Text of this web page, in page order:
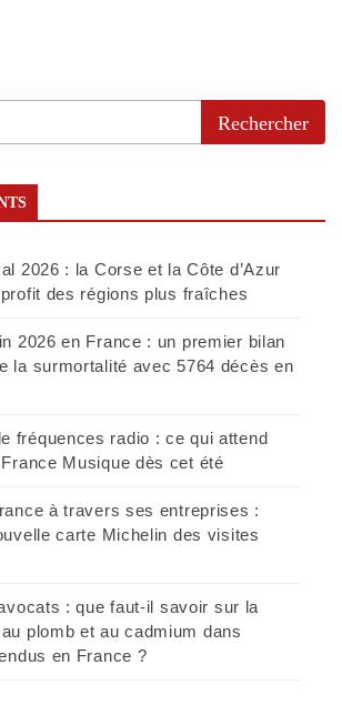
2026 : la Corse et la Côte d’Azur
des régions plus fraîches
2026 en France : un premier bilan
la surmortalité avec 5764 décès en
fréquences radio : ce qui attend
Musique dès cet été
à travers ses entreprises :
carte Michelin des visites
: que faut-il savoir sur la
plomb et au cadmium dans
en France ?